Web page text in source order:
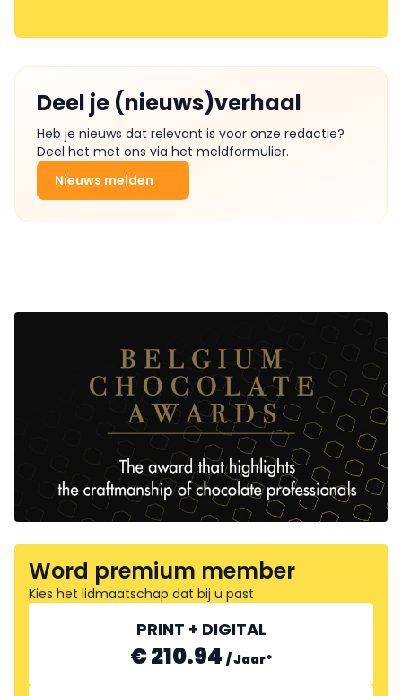
Deel je (nieuws)verhaal
Heb je nieuws dat relevant is voor onze redactie?
Deel het met ons via het meldformulier.
Nieuws melden
Word premium member
Kies het lidmaatschap dat bij u past
PRINT + DIGITAL
€ 210.94 /Jaar*